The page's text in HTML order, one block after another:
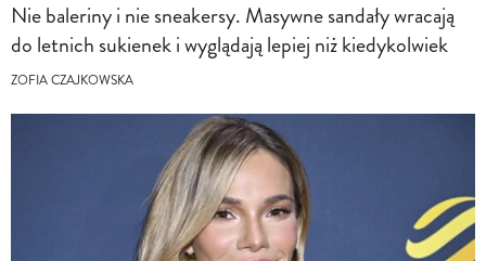
Nie baleriny i nie sneakersy. Masywne sandały wracają
do letnich sukienek i wyglądają lepiej niż kiedykolwiek
ZOFIA CZAJKOWSKA